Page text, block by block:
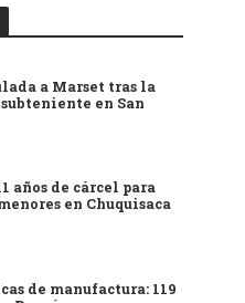
a Marset tras la
en San
años de cárcel para
en Chuquisaca
de manufactura: 119